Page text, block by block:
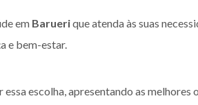
em Baruerique atenda às suas
e bem-estar.
escolha, apresentando as melhores